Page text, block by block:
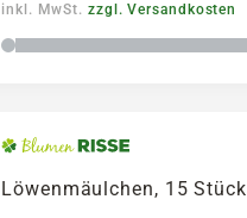
inkl. MwSt. zzgl. Versandkosten
Löwenmäulchen, 15 Stück